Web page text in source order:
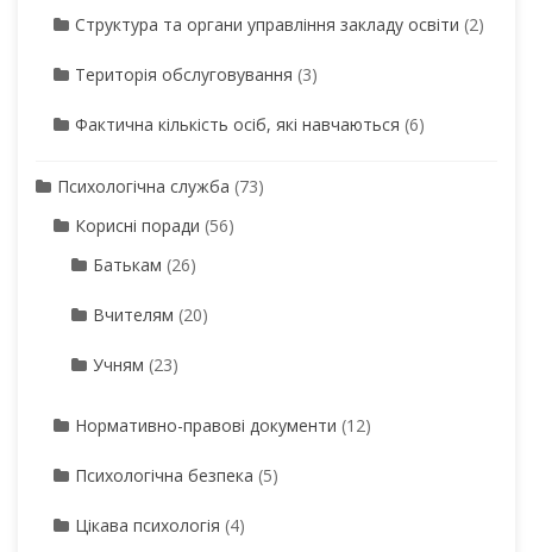
Структура та органи управління закладу освіти (2)
Територія обслуговування (3)
Фактична кількість осіб, які навчаються (6)
Психологічна служба (73)
Корисні поради (56)
Батькам (26)
Вчителям (20)
Учням (23)
Нормативно-правові документи (12)
Психологічна безпека (5)
Цікава психологія (4)